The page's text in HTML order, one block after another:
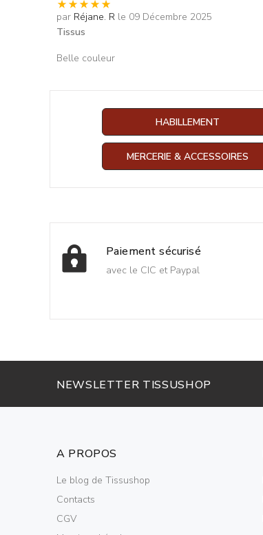
par Réjane. R le 09 Décembre 2025
Tissus
Belle couleur
HABILLEMENT
MERCERIE & ACCESSOIRES
Paiement sécurisé
avec le CIC et Paypal
NEWSLETTER TISSUSHOP
A PROPOS
Le blog de Tissushop
Contacts
CGV